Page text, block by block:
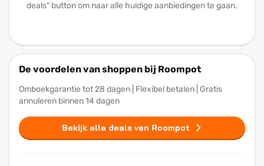
deals" button om naar alle huidige aanbiedingen te gaan.
De voordelen van shoppen bij Roompot
Omboekgarantie tot 28 dagen | Flexibel betalen | Gratis
annuleren binnen 14 dagen
Bekijk alle deals van Roompot